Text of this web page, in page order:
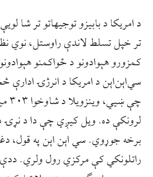
د امریکا د بابیزو توجیهاتو تر شا
تر خپل تسلط لاندې راوستل، نوي
کمزورو هېوادونو د ځواکمنو
سي‌اېن‌اېن د امریکا د انرژۍ ادارې
لرونکې ده. ویل کیږي چې دا د نړۍ
برخه جوړوي. سي اېن اېن په قول،
راتلونکي کې مرکزي رول ولري.